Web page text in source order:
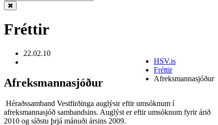
Fréttir
HSV.is
Fréttir
Afreksmannasjóður
22.02.10
Afreksmannasjóður
Héraðssamband Vestfirðinga auglýsir eftir umsóknum í
afreksmannasjóð sambandsins. Auglýst er eftir umsóknum fyrir árið
2010 og síðstu þrjá mánuði ársins 2009.